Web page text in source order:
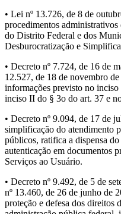
• Lei nº 13.726, de 8 de
procedimentos administrativos
do Distrito Federal e dos
Desburocratização e
• Decreto nº 7.724, de 16 de
12.527, de 18 de novembro
informações previsto no
inciso II do § 3o do art. 37 e
• Decreto nº 9.094, de 17 de
simplificação do atendimento
públicos, ratifica a dispensa
autenticação em documentos
Serviços ao Usuário.
• Decreto nº 9.492, de 5 de
nº 13.460, de 26 de junho de
proteção e defesa dos direitos